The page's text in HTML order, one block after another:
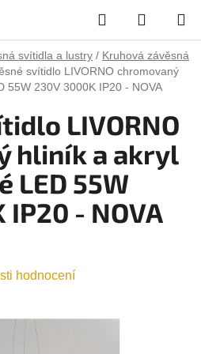
Hledat
KOŠÍK
svítidla a lustry / Kruhová závěsná
svítidlo LIVORNO chromovaný
55W 230V 3000K IP20 - NOVA
LIVORNO
hliník a akryl
LED 55W
- NOVA
hodnocení